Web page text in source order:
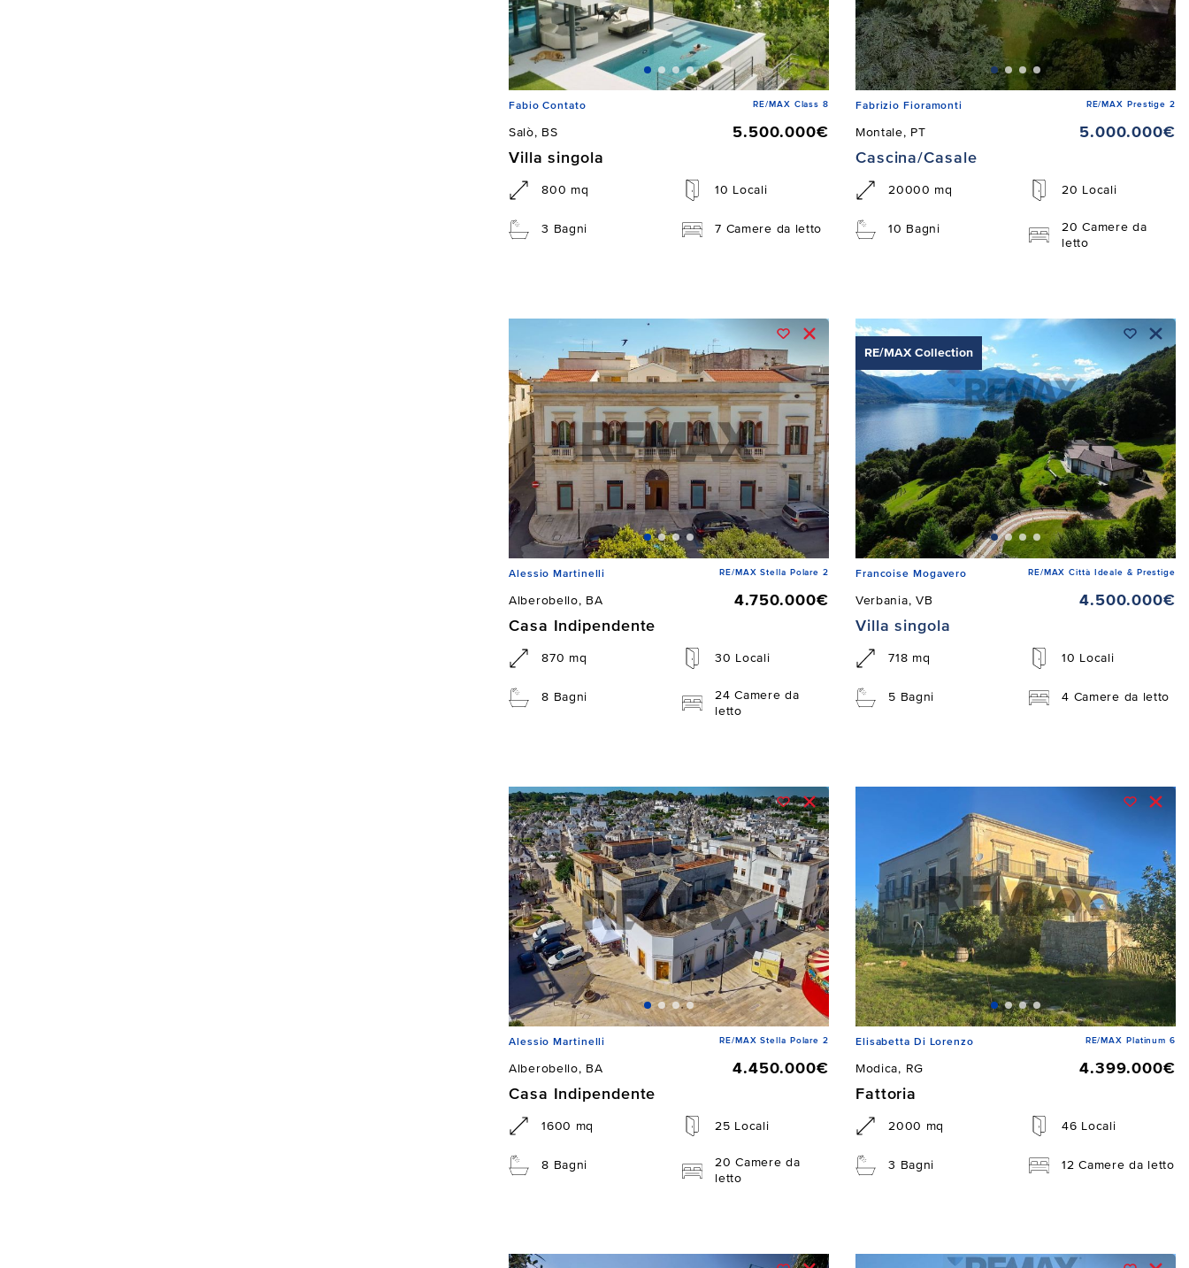
Fabio Contato RE/MAX Class 8
Salò, BS
5.500.000€
Villa singola
800 mq 10 Locali
3 Bagni 7 Camere da letto
Fabrizio Fioramonti RE/MAX Prestige 2
Montale, PT
5.000.000€
Cascina/Casale
20000 mq 20 Locali
10 Bagni
20 Camere da
letto
Alessio Martinelli RE/MAX Stella Polare 2
Alberobello, BA
4.750.000€
Casa Indipendente
870 mq 30 Locali
8 Bagni
24 Camere da
letto
RE/MAX Collection
Francoise Mogavero RE/MAX Città Ideale & Prestige
Verbania, VB
4.500.000€
Villa singola
718 mq 10 Locali
5 Bagni 4 Camere da letto
Alessio Martinelli RE/MAX Stella Polare 2
Alberobello, BA
4.450.000€
Casa Indipendente
1600 mq 25 Locali
8 Bagni
20 Camere da
letto
Elisabetta Di Lorenzo RE/MAX Platinum 6
Modica, RG
4.399.000€
Fattoria
2000 mq 46 Locali
3 Bagni 12 Camere da letto